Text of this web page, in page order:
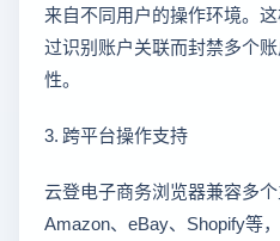
来自不同用户的操作环境。
过识别账户关联而封禁多个
性。
3. 跨平台操作支持
云登电子商务浏览器兼容多
Amazon、eBay、Shopify等